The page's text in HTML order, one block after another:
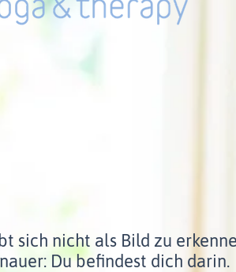
sich nicht als Bild zu
Du befindest dich darin.